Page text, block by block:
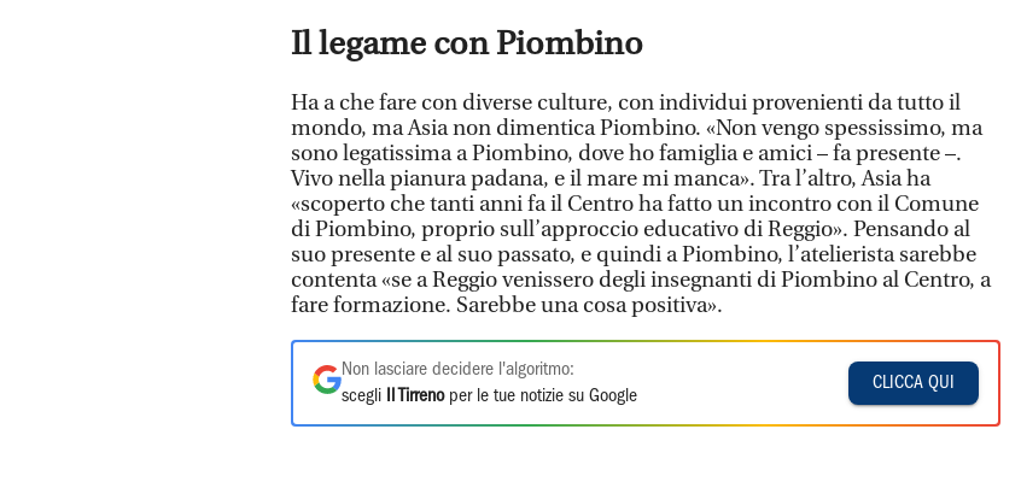
Il legame con Piombino
Ha a che fare con diverse culture, con individui provenienti da tutto il
mondo, ma Asia non dimentica Piombino. «Non vengo spessissimo, ma
sono legatissima a Piombino, dove ho famiglia e amici – fa presente –.
Vivo nella pianura padana, e il mare mi manca». Tra l’altro, Asia ha
«scoperto che tanti anni fa il Centro ha fatto un incontro con il Comune
di Piombino, proprio sull’approccio educativo di Reggio». Pensando al
suo presente e al suo passato, e quindi a Piombino, l’atelierista sarebbe
contenta «se a Reggio venissero degli insegnanti di Piombino al Centro, a
fare formazione. Sarebbe una cosa positiva».
Non lasciare decidere l'algoritmo:
scegli
Il Tirrenoper le tue notizie su Google
CLICCA QUI